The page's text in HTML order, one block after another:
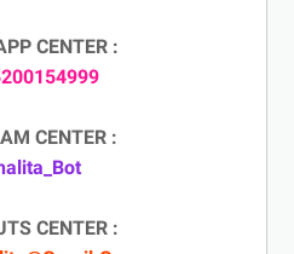
CENTER :
CENTER :
CENTER :